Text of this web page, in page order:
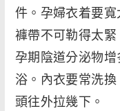
件。孕婦衣着要
褲帶不可勒得太
孕期陰道分泌物
浴。內衣要常洗
頭往外拉幾下。